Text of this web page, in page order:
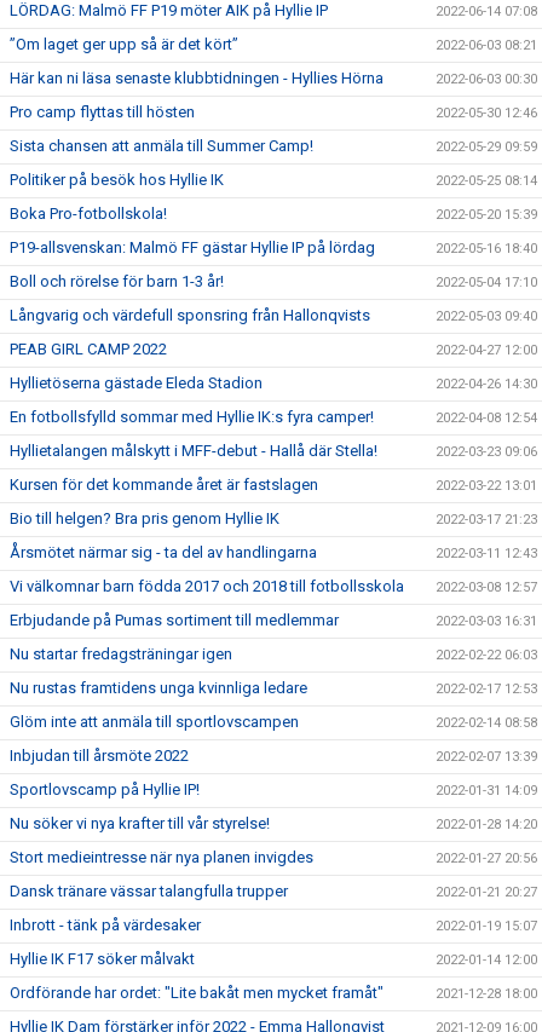
LÖRDAG: Malmö FF P19 möter AIK på Hyllie IP 2022-06-14 07:08
”Om laget ger upp så är det kört” 2022-06-03 08:21
Här kan ni läsa senaste klubbtidningen - Hyllies Hörna 2022-06-03 00:30
Pro camp flyttas till hösten 2022-05-30 12:46
Sista chansen att anmäla till Summer Camp! 2022-05-29 09:59
Politiker på besök hos Hyllie IK 2022-05-25 08:14
Boka Pro-fotbollskola! 2022-05-20 15:39
P19-allsvenskan: Malmö FF gästar Hyllie IP på lördag 2022-05-16 18:40
Boll och rörelse för barn 1-3 år! 2022-05-04 17:10
Långvarig och värdefull sponsring från Hallonqvists 2022-05-03 09:40
PEAB GIRL CAMP 2022 2022-04-27 12:00
Hyllietöserna gästade Eleda Stadion 2022-04-26 14:30
En fotbollsfylld sommar med Hyllie IK:s fyra camper! 2022-04-08 12:54
Hyllietalangen målskytt i MFF-debut - Hallå där Stella! 2022-03-23 09:06
Kursen för det kommande året är fastslagen 2022-03-22 13:01
Bio till helgen? Bra pris genom Hyllie IK 2022-03-17 21:23
Årsmötet närmar sig - ta del av handlingarna 2022-03-11 12:43
Vi välkomnar barn födda 2017 och 2018 till fotbollsskola 2022-03-08 12:57
Erbjudande på Pumas sortiment till medlemmar 2022-03-03 16:31
Nu startar fredagsträningar igen 2022-02-22 06:03
Nu rustas framtidens unga kvinnliga ledare 2022-02-17 12:53
Glöm inte att anmäla till sportlovscampen 2022-02-14 08:58
Inbjudan till årsmöte 2022 2022-02-07 13:39
Sportlovscamp på Hyllie IP! 2022-01-31 14:09
Nu söker vi nya krafter till vår styrelse! 2022-01-28 14:20
Stort medieintresse när nya planen invigdes 2022-01-27 20:56
Dansk tränare vässar talangfulla trupper 2022-01-21 20:27
Inbrott - tänk på värdesaker 2022-01-19 15:07
Hyllie IK F17 söker målvakt 2022-01-14 12:00
Ordförande har ordet: "Lite bakåt men mycket framåt" 2021-12-28 18:00
Hyllie IK Dam förstärker inför 2022 - Emma Hallonqvist 2021-12-09 16:00